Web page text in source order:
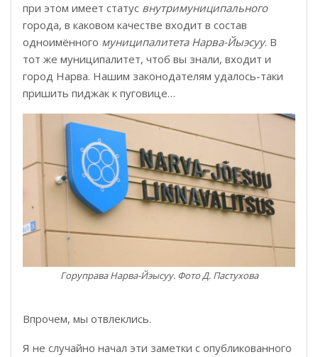
при этом имеет статус внутримуниципального
города, в каковом качестве входит в состав
одноимённого муниципалитета Нарва-Йыэсуу. В
тот же муниципалитет, чтоб вы знали, входит и
город Нарва. Нашим законодателям удалось-таки
пришить пиджак к пуговице…
Горуправа Нарва-Йэысуу. Фото Д. Пастухова
Впрочем, мы отвлеклись.
Я не случайно начал эти заметки с опубликованного